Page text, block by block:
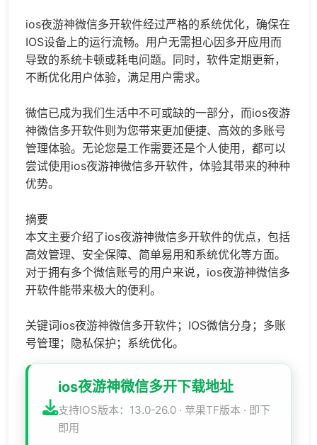
ios夜游神微信多开软件经过严格的系统优化，确保在
IOS设备上的运行流畅。用户无需担心因多开应用而
导致的系统卡顿或耗电问题。同时，软件定期更新，
不断优化用户体验，满足用户需求。
微信已成为我们生活中不可或缺的一部分，而ios夜游
神微信多开软件则为您带来更加便捷、高效的多账号
管理体验。无论您是工作需要还是个人使用，都可以
尝试使用ios夜游神微信多开软件，体验其带来的种种
优势。
摘要
本文主要介绍了ios夜游神微信多开软件的优点，包括
高效管理、安全保障、简单易用和系统优化等方面。
对于拥有多个微信账号的用户来说，ios夜游神微信多
开软件能带来极大的便利。
关键词ios夜游神微信多开软件；IOS微信分身 ；多账
号管理；隐私保护；系统优化。
ios夜游神微信多开下载地址
支持IOS版本：13.0-26.0 · 苹果TF版本 · 即下
即用